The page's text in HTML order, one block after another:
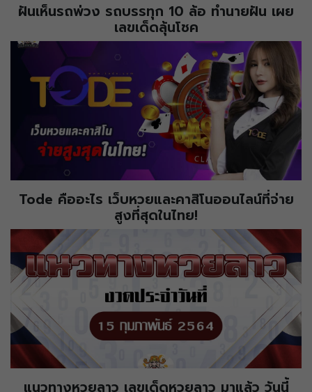
ฝันเห็นรถพ่วง รถบรรทุก 10 ล้อ ทำนายฝัน เผย
เลขเด็ดลุ้นโชค
Tode คืออะไร เว็บหวยและคาสิโนออนไลน์ที่จ่าย
สูงที่สุดในไทย!
แนวทางหวยลาว เลขเด็ดหวยลาว มาแล้ว วันนี้